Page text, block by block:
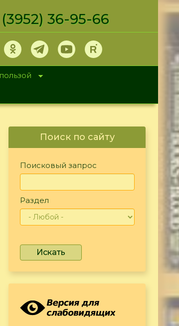
36-95-66
Поиск по сайту
Поисковый запрос
Раздел
Искать